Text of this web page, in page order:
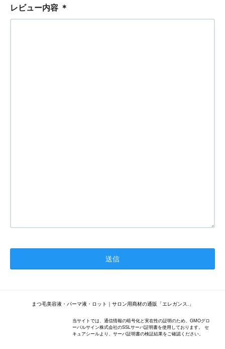
レビュー内容 ＊
まつ毛美容液・パーマ液・ロット｜サロン用商材の通販「エレガンス.」
当サイトでは、通信情報の暗号化と実在性の証明のため、GMOグロ
ーバルサイン株式会社のSSLサーバ証明書を使用しております。 セ
キュアシールより、サーバ証明書の検証結果をご確認ください。